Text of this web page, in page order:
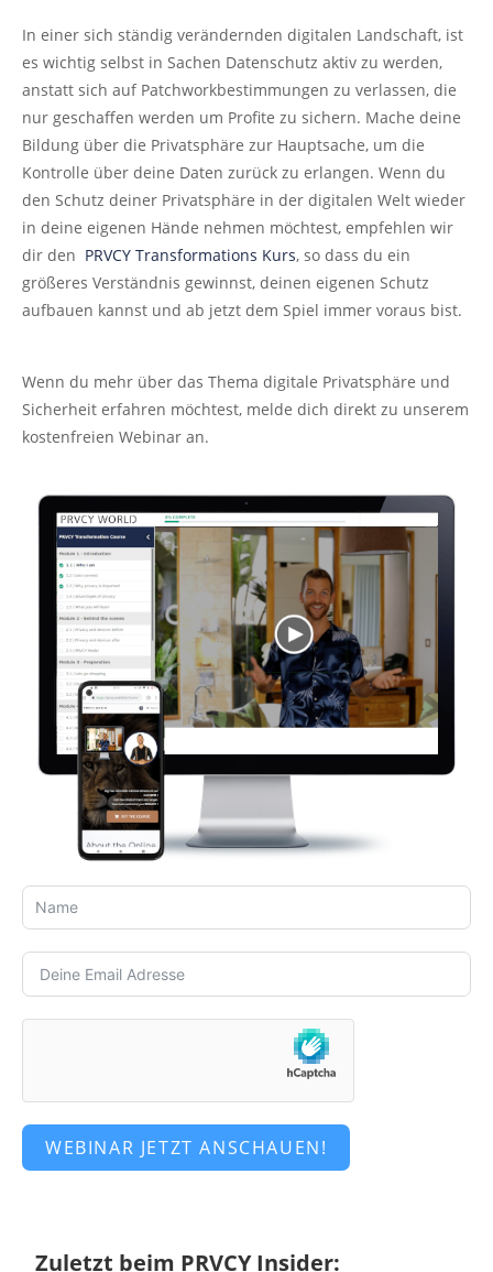
In einer sich ständig verändernden digitalen Landschaft, ist
es wichtig selbst in Sachen Datenschutz aktiv zu werden,
anstatt sich auf Patchworkbestimmungen zu verlassen, die
nur geschaffen werden um Profite zu sichern. Mache deine
Bildung über die Privatsphäre zur Hauptsache, um die
Kontrolle über deine Daten zurück zu erlangen. Wenn du
den Schutz deiner Privatsphäre in der digitalen Welt wieder
in deine eigenen Hände nehmen möchtest, empfehlen wir
dir den PRVCY Transformations Kurs, so dass du ein
größeres Verständnis gewinnst, deinen eigenen Schutz
aufbauen kannst und ab jetzt dem Spiel immer voraus bist.
Wenn du mehr über das Thema digitale Privatsphäre und
Sicherheit erfahren möchtest, melde dich direkt zu unserem
kostenfreien Webinar an.
WEBINAR JETZT ANSCHAUEN!
Zuletzt beim PRVCY Insider: